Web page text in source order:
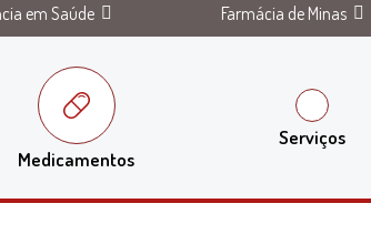
em Saúde Farmácia de Minas
Medicamentos
Serviços